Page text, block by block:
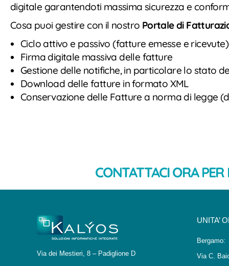
digitale garantendoti massima sicurezza e
Cosa puoi gestire con il nostro Portale di
Ciclo attivo e passivo (fatture emesse e ricevute)
Firma digitale massiva delle fatture
Gestione delle notifiche, in particolare lo stato
Download delle fatture in formato XML
Conservazione delle Fatture a norma di legge
CONTATTACI ORA
Via dei Mestieri, 8 – Padiglione D
UNITA’
Bergamo:
Via C.